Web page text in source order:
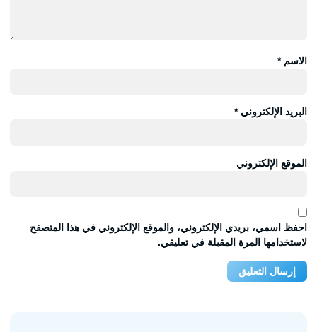
الاسم*
البريد الإلكتروني*
الموقع الإلكتروني
احفظ اسمي، بريدي الإلكتروني، والموقع الإلكتروني في هذا المتصفح
لاستخدامها المرة المقبلة في تعليقي.